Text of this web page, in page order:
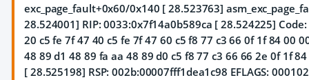
exc_page_fault+0x60/0x140 [ 28.523763]
28.524001] RIP: 0033:0x7f14a0b589ca [ 28.524225]
20 c5 fe 7f 47 40 c5 fe 7f 47 60 c5 f8 77 c3 66 0f 1f 84 00
48 89 d1 48 89 faaa 48 89 d0 c5 f8 77 c3 66 66 2e 0f 1f
[ 28.525198] RSP: 002b:00007fff1dea1c98 EFLAGS: